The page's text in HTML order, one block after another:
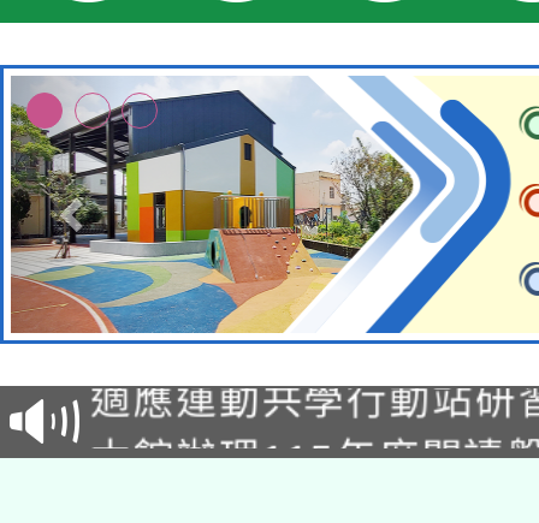
本校115學年度第2次
招甄選結果公告(無人
招)
適應運動共學行動站研
本館辦理115年度閱讀